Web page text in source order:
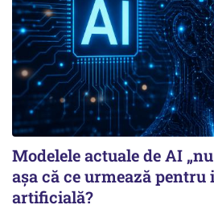
Modelele actuale de AI
așa că ce urmează
artificială?